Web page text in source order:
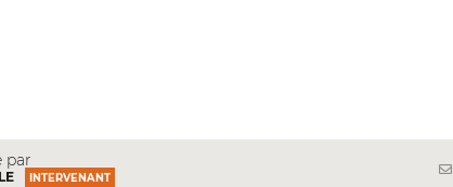
par
INTERVENANT